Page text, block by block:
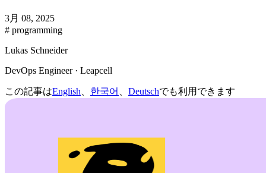
3月 08, 2025
# programming
Lukas Schneider
DevOps Engineer · Leapcell
この記事はEnglish 한국어 Deutschでも利用できます